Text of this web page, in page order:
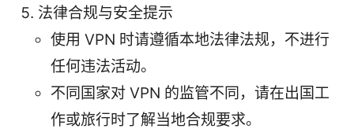
法律合规与安全提示
使用 VPN 时请遵循本地法律法规，不进行
任何违法活动。
不同国家对 VPN 的监管不同，请在出国工
作或旅行时了解当地合规要求。